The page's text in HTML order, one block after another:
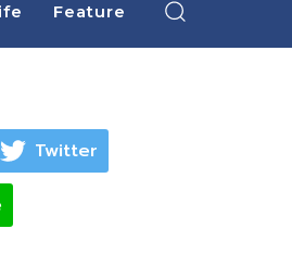
Feature
Twitter